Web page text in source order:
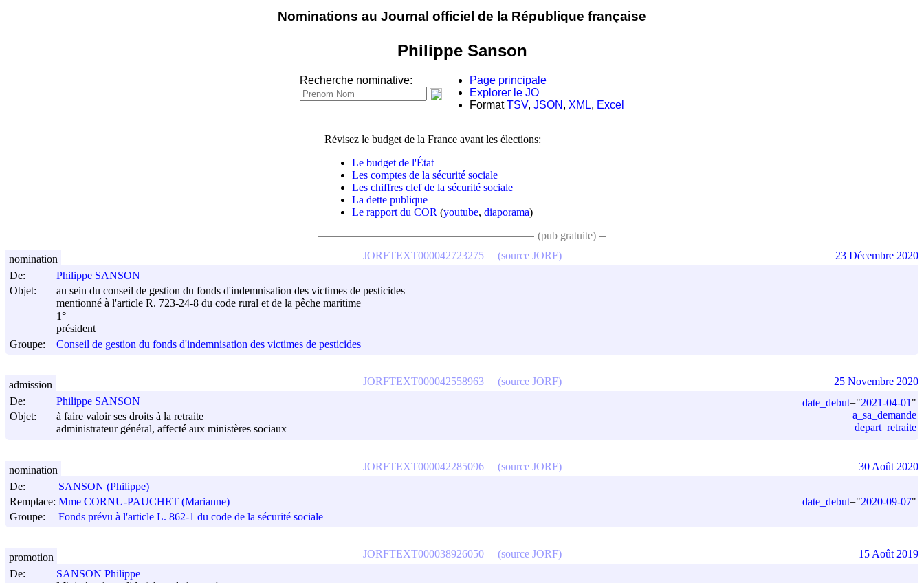
Nominations au Journal officiel de la République française
Philippe Sanson
Recherche nominative:
Page principale
Explorer le JO
FormatTSV, JSON , XML, Excel
Révisez le budget de la France avant les élections:
Le budget de l'État
Les comptes de la sécurité sociale
Les chiffres clef de la sécurité sociale
La dette publique
Le rapport du COR (youtube, diaporama)
(pub gratuite)
De:
Philippe SANSON
Objet:
au sein du conseil de gestion du fonds d'indemnisation des victimes de pesticides
mentionné à l'article R. 723-24-8 du code rural et de la pêche maritime
1°
président
Groupe:
Conseil de gestion du fonds d'indemnisation des victimes de pesticides
JORFTEXT000042723275 (source JORF)
nomination 23 Décembre 2020
De:
Philippe SANSON
Objet:
à faire valoir ses droits à la retraite
administrateur général, affecté aux ministères sociaux
date_debut="2021-04-01 "
a_sa_demande
depart_retraite
JORFTEXT000042558963 (source JORF)
admission 25 Novembre 2020
De:
SANSON (Philippe)
Remplace: Mme CORNU-PAUCHET (Marianne)
Groupe:
Fonds prévu à l'article L. 862-1 du code de la sécurité sociale
date_debut="2020-09-07"
JORFTEXT000042285096 (source JORF)
nomination 30 Août 2020
De:
SANSON Philippe
JORFTEXT000038926050 (source JORF)
promotion 15 Août 2019